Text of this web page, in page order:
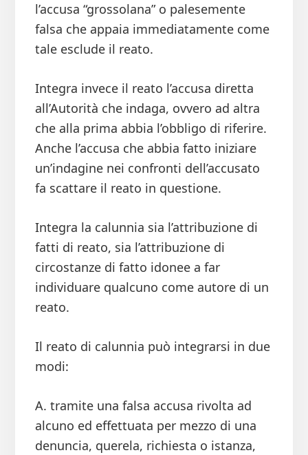
l’accusa “grossolana” o palesemente
falsa che appaia immediatamente come
tale esclude il reato.
Integra invece il reato l’accusa diretta
all’Autorità che indaga, ovvero ad altra
che alla prima abbia l’obbligo di riferire.
Anche l’accusa che abbia fatto iniziare
un’indagine nei confronti dell’accusato
fa scattare il reato in questione.
Integra la calunnia sia l’attribuzione di
fatti di reato, sia l’attribuzione di
circostanze di fatto idonee a far
individuare qualcuno come autore di un
reato.
Il reato di calunnia può integrarsi in due
modi:
A. tramite una falsa accusa rivolta ad
alcuno ed effettuata per mezzo di una
denuncia, querela, richiesta o istanza,